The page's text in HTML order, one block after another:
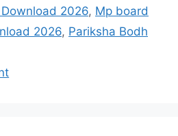
2026, Mp board
2026, Pariksha Bodh